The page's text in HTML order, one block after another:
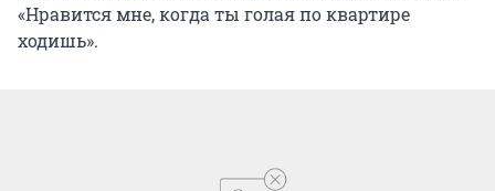
«Нравится мне, когда ты голая по квартире
ходишь».